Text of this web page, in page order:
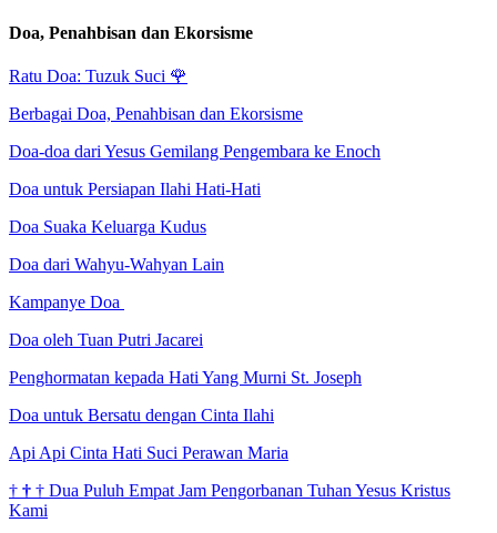
Doa, Penahbisan dan Ekorsisme
Ratu Doa: Tuzuk Suci 🌹
Berbagai Doa, Penahbisan dan Ekorsisme
Doa-doa dari Yesus Gemilang Pengembara ke Enoch
Doa untuk Persiapan Ilahi Hati-Hati
Doa Suaka Keluarga Kudus
Doa dari Wahyu-Wahyan Lain
Kampanye Doa
Doa oleh Tuan Putri Jacarei
Penghormatan kepada Hati Yang Murni St. Joseph
Doa untuk Bersatu dengan Cinta Ilahi
Api Api Cinta Hati Suci Perawan Maria
† † † Dua Puluh Empat Jam Pengorbanan Tuhan Yesus Kristus
Kami